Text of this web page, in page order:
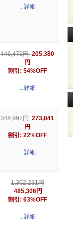
...詳細
446,479円 205,380
円
割引: 54%OFF
...詳細
348,997円 273,841
円
割引: 22%OFF
...詳細
1,302,231円
485,306円
割引: 63%OFF
...詳細